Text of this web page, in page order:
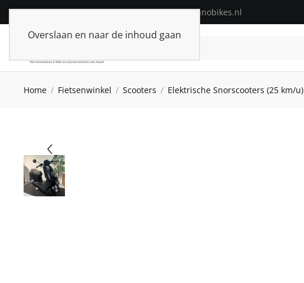
Overslaan en naar de inhoud gaan
Telefoon:+31(0)592-313574| E-mail:info@innobikes.nl
Home Fietsenwinkel Scooters Elektrische Snorscooters (25 km/u)